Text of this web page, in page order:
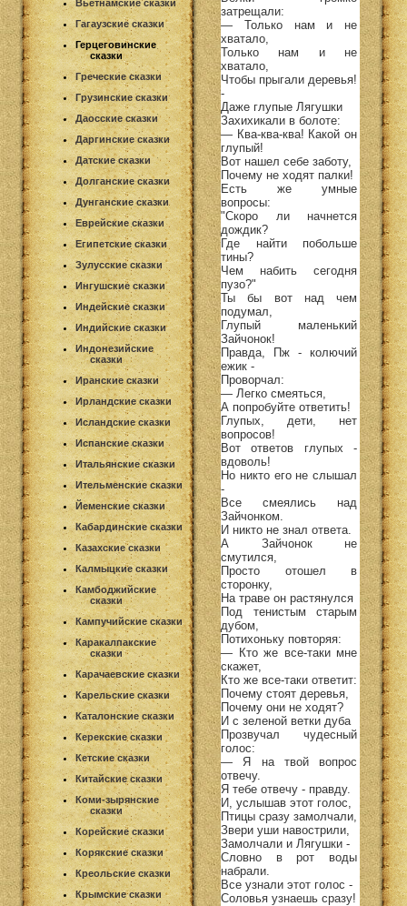
Вьетнамские сказки
Гагаузские сказки
Герцеговинские
сказки
Греческие сказки
Грузинские сказки
Даосские сказки
Даргинские сказки
Датские сказки
Долганские сказки
Дунганские сказки
Еврейские сказки
Египетские сказки
Зулусские сказки
Ингушские сказки
Индейские сказки
Индийские сказки
Индонезийские
сказки
Иранские сказки
Ирландские сказки
Исландские сказки
Испанские сказки
Итальянские сказки
Ительменские сказки
Йеменские сказки
Кабардинские сказки
Казахские сказки
Калмыцкие сказки
Камбоджийские
сказки
Кампучийские сказки
Каракалпакские
сказки
Карачаевские сказки
Карельские сказки
Каталонские сказки
Керекские сказки
Кетские сказки
Китайские сказки
Коми-зырянские
сказки
Корейские сказки
Корякские сказки
Креольские сказки
Крымские сказки
затрещали:
— Только нам и не
хватало,
Только нам и не
хватало,
Чтобы прыгали деревья!
-
Даже глупые Лягушки
Захихикали в болоте:
— Ква-ква-ква! Какой он
глупый!
Вот нашел себе заботу,
Почему не ходят палки!
Есть же умные
вопросы:
"Скоро ли начнется
дождик?
Где найти побольше
тины?
Чем набить сегодня
пузо?"
Ты бы вот над чем
подумал,
Глупый маленький
Зайчонок!
Правда, Пж - колючий
ежик -
Проворчал:
— Легко смеяться,
А попробуйте ответить!
Глупых, дети, нет
вопросов!
Вот ответов глупых -
вдоволь!
Но никто его не слышал
-
Все смеялись над
Зайчонком.
И никто не знал ответа.
А Зайчонок не
смутился,
Просто отошел в
сторонку,
На траве он растянулся
Под тенистым старым
дубом,
Потихоньку повторяя:
— Кто же все-таки мне
скажет,
Кто же все-таки ответит:
Почему стоят деревья,
Почему они не ходят?
И с зеленой ветки дуба
Прозвучал чудесный
голос:
— Я на твой вопрос
отвечу.
Я тебе отвечу - правду.
И, услышав этот голос,
Птицы сразу замолчали,
Звери уши навострили,
Замолчали и Лягушки -
Словно в рот воды
набрали.
Все узнали этот голос -
Соловья узнаешь сразу!